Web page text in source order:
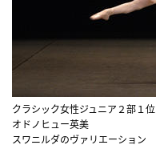
クラシック女性ジュニア２部１位
オドノヒュー英美
スワニルダのヴァリエーション